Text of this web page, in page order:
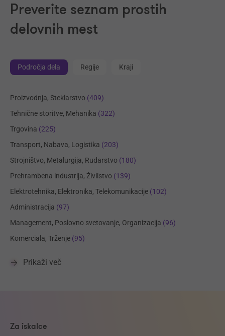
Preverite seznam prostih
delovnih mest
Področja dela Regije Kraji
Proizvodnja, Steklarstvo (409)
Tehnične storitve, Mehanika (322)
Trgovina (225)
Transport, Nabava, Logistika (203)
Strojništvo, Metalurgija, Rudarstvo (180)
Prehrambena industrija, Živilstvo (139)
Elektrotehnika, Elektronika, Telekomunikacije (102)
Administracija (97)
Management, Poslovno svetovanje, Organizacija (96)
Komerciala, Trženje (95)
Prikaži več
Za iskalce